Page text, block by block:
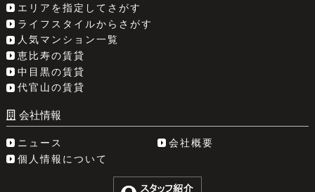
エリアを指定してさがす
ライフスタイルからさがす
人気マンション一覧
恵比寿の賃貸
中目黒の賃貸
代官山の賃貸
会社情報
ニュース
会社概要
個人情報について